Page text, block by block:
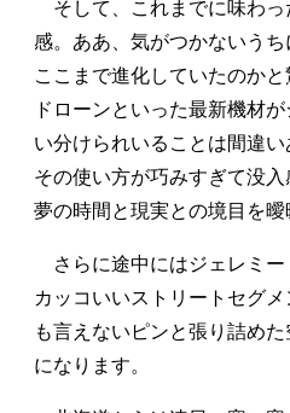
そして、これまでに味わ
感。ああ、気がつかないう
ここまで進化していたのか
ドローンといった最新機材
い分けられいることは間違
その使い方が巧みすぎて没
夢の時間と現実との境目を曖
さらに途中にはジェレミー
カッコいいストリートセグ
も言えないピンと張り詰め
になります。